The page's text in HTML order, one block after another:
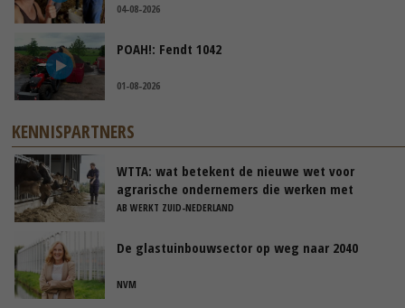
04-08-2026
POAH!: Fendt 1042
01-08-2026
KENNISPARTNERS
WTTA: wat betekent de nieuwe wet voor
agrarische ondernemers die werken met
uitzendkrachten?
AB WERKT ZUID-NEDERLAND
De glastuinbouwsector op weg naar 2040
NVM